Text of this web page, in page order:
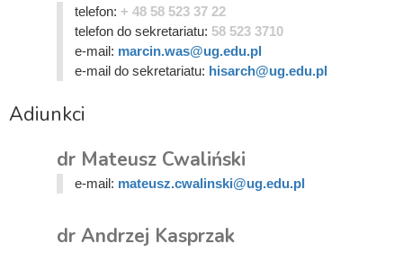
telefon: + 48 58 523 37 22
telefon do sekretariatu: 58 523 3710
e-mail: marcin.was@ug.edu.pl
e-mail do sekretariatu: hisarch@ug.edu.pl
Adiunkci
dr Mateusz Cwaliński
e-mail: mateusz.cwalinski@ug.edu.pl
dr Andrzej Kasprzak